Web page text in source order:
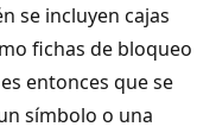
se incluyen cajas
fichas de bloqueo
entonces que se
símbolo o una